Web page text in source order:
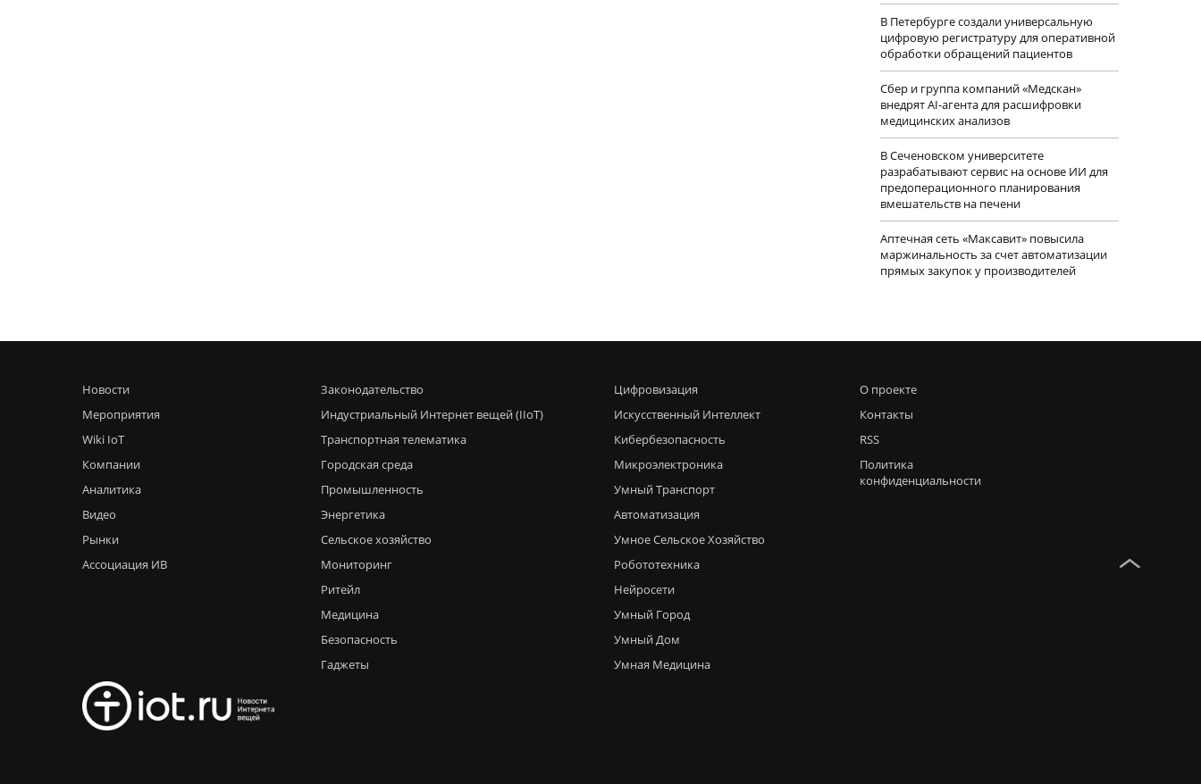
В Петербурге создали универсальную
цифровую регистратуру для оперативной
обработки обращений пациентов
Сбер и группа компаний «Медскан»
внедрят AI-агента для расшифровки
медицинских анализов
В Сеченовском университете
разрабатывают сервис на основе ИИ для
предоперационного планирования
вмешательств на печени
Аптечная сеть «Максавит» повысила
маржинальность за счет автоматизации
прямых закупок у производителей
Новости
Мероприятия
Wiki IoT
Компании
Аналитика
Видео
Рынки
Ассоциация ИВ
Законодательство
Индустриальный Интернет вещей (IIoT)
Транспортная телематика
Городская среда
Промышленность
Энергетика
Сельское хозяйство
Мониторинг
Ритейл
Медицина
Безопасность
Гаджеты
Цифровизация
Искусственный Интеллект
Кибербезопасность
Микроэлектроника
Умный Транспорт
Автоматизация
Умное Сельское Хозяйство
Робототехника
Нейросети
Умный Город
Умный Дом
Умная Медицина
О проекте
Контакты
RSS
Политика
конфиденциальности